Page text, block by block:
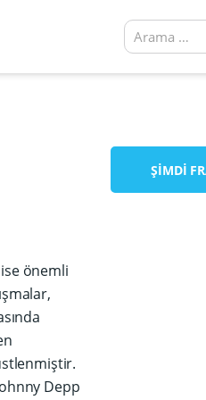
Arama
ŞIMDI
önemli
Depp